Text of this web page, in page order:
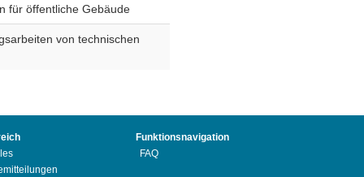
für öffentliche Gebäude
von technischen
Funktionsnavigation
FAQ